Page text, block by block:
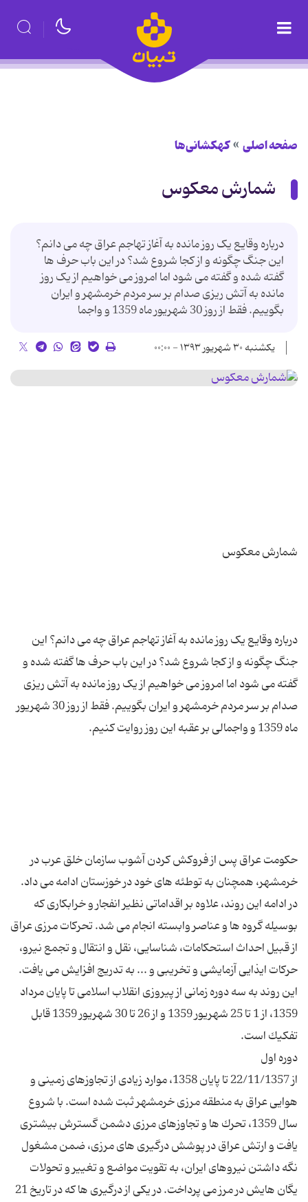
صفحه اصلی کهکشانی‌ها
شمارش معکوس
درباره وقایع یک روز مانده به آغاز تهاجم عراق چه می دانم؟
این جنگ چگونه و از کجا شروع شد؟ در این باب حرف ها
گفته شده و گفته می شود اما امروز می خواهیم از یک روز
مانده به آتش ریزی صدام بر سر مردم خرمشهر و ایران
بگوییم. فقط از روز 30 شهریور ماه 1359 و واجما
یکشنبه ۳۰ شهریور ۱۳۹۳ - ۰۰:۰۰
درباره وقایع یک روز مانده به آغاز تهاجم عراق چه می دانم؟ این
جنگ چگونه و از کجا شروع شد؟ در این باب حرف ها گفته شده و
گفته می شود اما امروز می خواهیم از یک روز مانده به آتش ریزی
صدام بر سر مردم خرمشهر و ایران بگوییم. فقط از روز 30 شهریور
حكومت عراق پس از فروكش كردن آشوب سازمان خلق عرب در
خرمشهر، همچنان به توطئه های خود در خوزستان ادامه می داد.
در ادامه این روند، علاوه بر اقداماتی نظیر انفجار و خرابكاری كه
بوسیله گروه ها و عناصر وابسته انجام می شد. تحركات مرزی عراق
از قبیل احداث استحكامات، شناسایی، نقل و انتقال و تجمع نیرو،
این روند به سه دوره زمانی از پیروزی انقلاب اسلامی تا پایان مرداد
1359، از 1 تا 25 شهریور 1359 و از 26 تا 30 شهریور 1359 قابل
از 22/11/1357 تا پایان 1358، موارد زیادی از تجاوزهای زمینی و
هوایی عراق به منطقه مرزی خرمشهر ثبت شده است. با شروع
سال 1359، تحرك ها و تجاوزهای مرزی دشمن گسترش بیشتری
یافت و ارتش عراق در پوشش درگیری های مرزی، ضمن مشغول
نگه داشتن نیروهای ایران، به تقویت مواضع و تغییر و تحولات
یگان هایش در مرز می پرداخت. در یكی از درگیری ها كه در تاریخ 21